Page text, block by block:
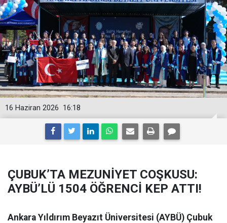
16:18
16 Haziran 2026
ÇUBUK’TA MEZUNİYET COŞKUSU:
AYBÜ’LÜ 1504 ÖĞRENCİ KEP ATTI!
Ankara Yıldırım Beyazıt Üniversitesi (AYBÜ) Çubuk